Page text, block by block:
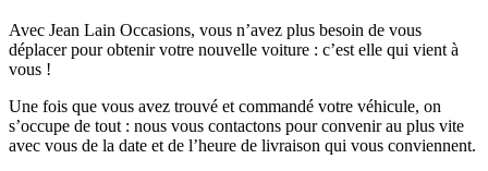
Avec Jean Lain Occasions, vous n’avez plus besoin de vous
déplacer pour obtenir votre nouvelle voiture : c’est elle qui vient à
vous !
Une fois que vous avez trouvé et commandé votre véhicule, on
s’occupe de tout : nous vous contactons pour convenir au plus vite
avec vous de la date et de l’heure de livraison qui vous conviennent.